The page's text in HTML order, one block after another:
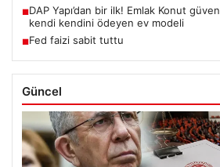
■DAP Yapı’dan bir ilk! Emlak Konut
kendi kendini ödeyen ev modeli
■Fed faizi sabit tuttu
Güncel